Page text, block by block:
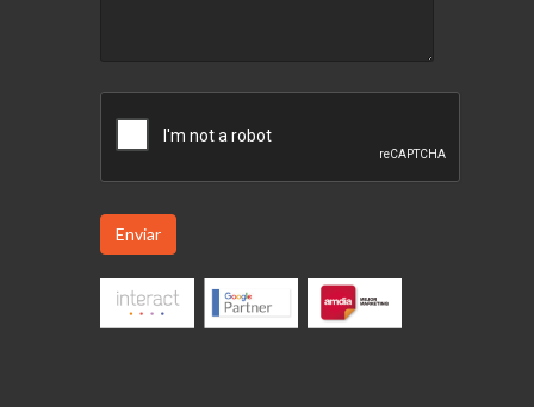
Enviar